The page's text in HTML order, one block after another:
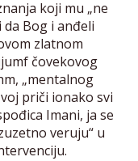
koji mu „ne
Bog i anđeli
zlatnom
čovekovog
„mentalnog
priči ionako svi
Imani, ja se
veruju“ u